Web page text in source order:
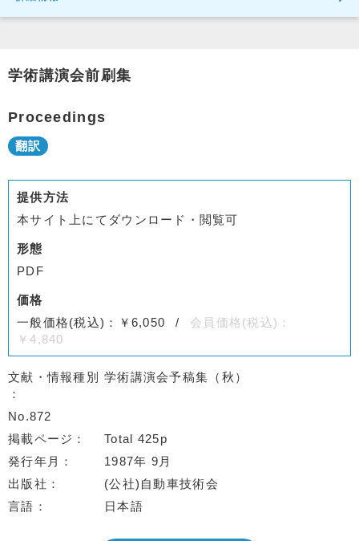
学術講演会前刷集
Proceedings
提供方法
本サイト上にてダウンロード・閲覧可
形態
PDF
価格
一般価格(税込)：￥6,050
会員価格(税込)：
￥4,840
文献・情報種別 学術講演会予稿集（秋）
No.872
掲載ページ
Total 425p
発行年月
1987年 9月
出版社
(公社)自動車技術会
言語
日本語